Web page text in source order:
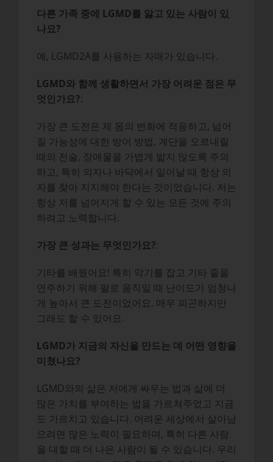
다른 가족 중에 LGMD를 앓고 있는 사람이 있
나요?
예, LGMD2A를 사용하는 자매가 있습니다.
LGMD와 함께 생활하면서 가장 어려운 점은 무
엇인가요?:
가장 큰 도전은 제 몸의 변화에 적응하고, 넘어
질 가능성에 대한 방어 방법, 계단을 오르내릴
때의 전술, 장애물을 가볍게 밟지 않도록 주의
하고, 특히 의자나 바닥에서 일어날 때 항상 의
자를 찾아 지지해야 한다는 것이었습니다. 저는
항상 저를 넘어지게 할 수 있는 모든 것에 주의
하려고 노력합니다.
가장 큰 성과는 무엇인가요?:
기타를 배웠어요! 특히 악기를 잡고 기타 줄을
연주하기 위해 팔로 움직일 때 난이도가 엄청나
게 높아서 큰 도전이었어요. 매우 피곤하지만
그래도 할 수 있어요.
LGMD가 지금의 자신을 만드는 데 어떤 영향을
미쳤나요?
LGMD와의 삶은 저에게 싸우는 법과 삶에 더
많은 가치를 부여하는 법을 가르쳐주었고 지금
도 가르치고 있습니다. 어려운 세상에서 살아남
으려면 많은 노력이 필요하며, 특히 다른 사람
을 대할 때 더 나은 사람이 될 수 있습니다. 우리